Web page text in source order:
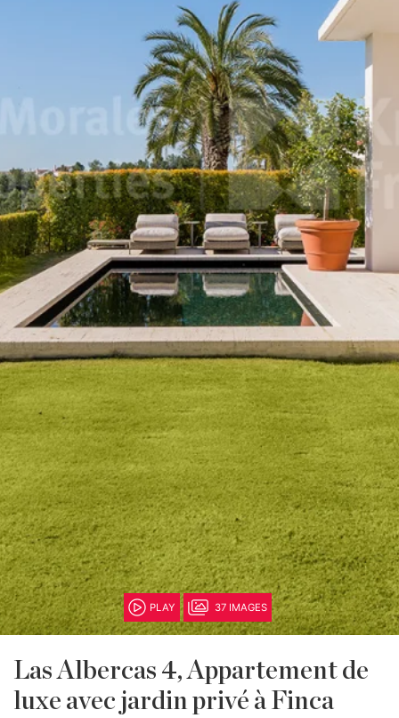
PLAY 37 IMAGES
Las Albercas 4, Appartement de
luxe avec jardin privé à Finca